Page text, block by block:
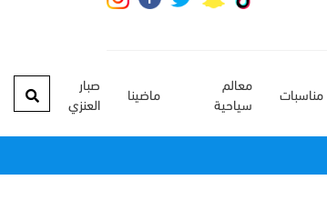
مناسبات
معالم
سياحية
ماضينا
صبار
العنزي